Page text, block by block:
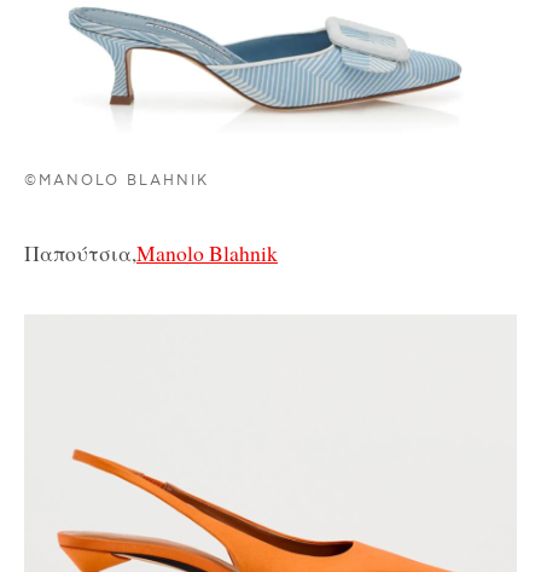
©MANOLO BLAHNIK
Παπούτσια,Manolo Blahnik